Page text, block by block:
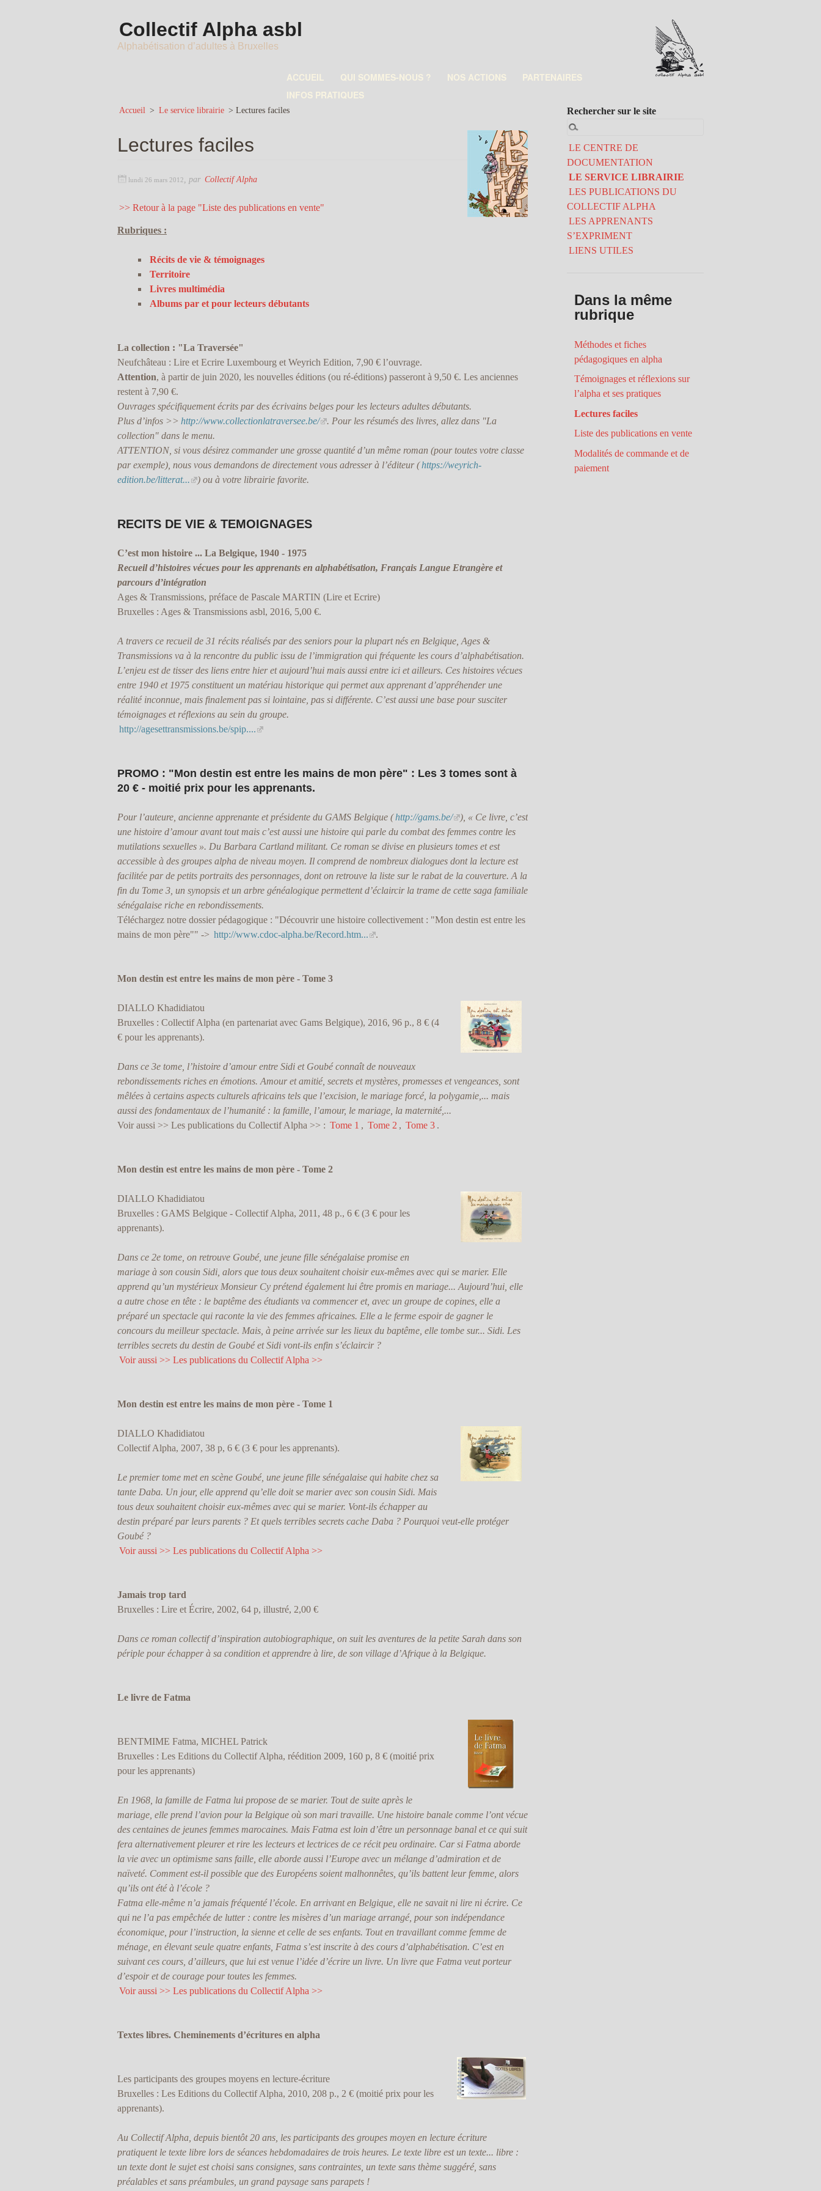
Collectif Alpha asbl
Alphabétisation d’adultes à Bruxelles
ACCUEIL QUI SOMMES-NOUS ? NOS ACTIONS
PARTENAIRES
INFOS PRATIQUES
Accueil > Le service librairie > Lectures faciles
Lectures faciles
lundi 26 mars 2012 par Collectif Alpha
>> Retour à la page "Liste des publications en vente"
Rubriques :
Récits de vie & témoignages
Territoire
Livres multimédia
Albums par et pour lecteurs débutants
La collection : "La Traversée"
Neufchâteau : Lire et Ecrire Luxembourg et Weyrich Edition, 7,90 € l’ouvrage.
Attention, à partir de juin 2020, les nouvelles éditions (ou ré-éditions) passeront à 9,50 €. Les anciennes
restent à 7,90 €.
Ouvrages spécifiquement écrits par des écrivains belges pour les lecteurs adultes débutants.
Plus d’infos >> http://www.collectionlatraversee.be/
. Pour les résumés des livres, allez dans "La
collection" dans le menu.
ATTENTION, si vous désirez commander une grosse quantité d’un même roman (pour toutes votre classe
par exemple), nous vous demandons de directement vous adresser à l’éditeur (https://weyrich-
edition.be/litterat...
) ou à votre librairie favorite.
RECITS DE VIE & TEMOIGNAGES
C’est mon histoire ... La Belgique, 1940 - 1975
Recueil d’histoires vécues pour les apprenants en alphabétisation, Français Langue Etrangère et
parcours d’intégration
Ages & Transmissions, préface de Pascale MARTIN (Lire et Ecrire)
Bruxelles : Ages & Transmissions asbl, 2016, 5,00 €.
A travers ce recueil de 31 récits réalisés par des seniors pour la plupart nés en Belgique, Ages &
Transmissions va à la rencontre du public issu de l’immigration qui fréquente les cours d’alphabétisation.
L’enjeu est de tisser des liens entre hier et aujourd’hui mais aussi entre ici et ailleurs. Ces histoires vécues
entre 1940 et 1975 constituent un matériau historique qui permet aux apprenant d’appréhender une
réalité inconnue, mais finalement pas si lointaine, pas si différente. C’est aussi une base pour susciter
témoignages et réflexions au sein du groupe.
http://agesettransmissions.be/spip....
PROMO : "Mon destin est entre les mains de mon père" : Les 3 tomes sont à
20 € - moitié prix pour les apprenants.
Pour l’auteure, ancienne apprenante et présidente du GAMS Belgique (http://gams.be/
), « Ce livre, c’est
une histoire d’amour avant tout mais c’est aussi une histoire qui parle du combat des femmes contre les
mutilations sexuelles ». Du Barbara Cartland militant. Ce roman se divise en plusieurs tomes et est
accessible à des groupes alpha de niveau moyen. Il comprend de nombreux dialogues dont la lecture est
facilitée par de petits portraits des personnages, dont on retrouve la liste sur le rabat de la couverture. A la
fin du Tome 3, un synopsis et un arbre généalogique permettent d’éclaircir la trame de cette saga familiale
sénégalaise riche en rebondissements.
Téléchargez notre dossier pédagogique : "Découvrir une histoire collectivement : "Mon destin est entre les
mains de mon père"" -> http://www.cdoc-alpha.be/Record.htm... .
Mon destin est entre les mains de mon père - Tome 3
DIALLO Khadidiatou
Bruxelles : Collectif Alpha (en partenariat avec Gams Belgique), 2016, 96 p., 8 € (4
€ pour les apprenants).
Dans ce 3e tome, l’histoire d’amour entre Sidi et Goubé connaît de nouveaux
rebondissements riches en émotions. Amour et amitié, secrets et mystères, promesses et vengeances, sont
mêlées à certains aspects culturels africains tels que l’excision, le mariage forcé, la polygamie,... mais
aussi des fondamentaux de l’humanité : la famille, l’amour, le mariage, la maternité,...
Voir aussi >> Les publications du Collectif Alpha >> : Tome 1 , Tome 2 , Tome 3 .
Mon destin est entre les mains de mon père - Tome 2
DIALLO Khadidiatou
Bruxelles : GAMS Belgique - Collectif Alpha, 2011, 48 p., 6 € (3 € pour les
apprenants).
Dans ce 2e tome, on retrouve Goubé, une jeune fille sénégalaise promise en
mariage à son cousin Sidi, alors que tous deux souhaitent choisir eux-mêmes avec qui se marier. Elle
apprend qu’un mystérieux Monsieur Cy prétend également lui être promis en mariage... Aujourd’hui, elle
a autre chose en tête : le baptême des étudiants va commencer et, avec un groupe de copines, elle a
préparé un spectacle qui raconte la vie des femmes africaines. Elle a le ferme espoir de gagner le
concours du meilleur spectacle. Mais, à peine arrivée sur les lieux du baptême, elle tombe sur... Sidi. Les
terribles secrets du destin de Goubé et Sidi vont-ils enfin s’éclaircir ?
Voir aussi >> Les publications du Collectif Alpha >>
Mon destin est entre les mains de mon père - Tome 1
DIALLO Khadidiatou
Collectif Alpha, 2007, 38 p, 6 € (3 € pour les apprenants).
Le premier tome met en scène Goubé, une jeune fille sénégalaise qui habite chez sa
tante Daba. Un jour, elle apprend qu’elle doit se marier avec son cousin Sidi. Mais
tous deux souhaitent choisir eux-mêmes avec qui se marier. Vont-ils échapper au
destin préparé par leurs parents ? Et quels terribles secrets cache Daba ? Pourquoi veut-elle protéger
Goubé ?
Voir aussi >> Les publications du Collectif Alpha >>
Jamais trop tard
Bruxelles : Lire et Écrire, 2002, 64 p, illustré, 2,00 €
Dans ce roman collectif d’inspiration autobiographique, on suit les aventures de la petite Sarah dans son
périple pour échapper à sa condition et apprendre à lire, de son village d’Afrique à la Belgique.
Le livre de Fatma
BENTMIME Fatma, MICHEL Patrick
Bruxelles : Les Editions du Collectif Alpha, réédition 2009, 160 p, 8 € (moitié prix
pour les apprenants)
En 1968, la famille de Fatma lui propose de se marier. Tout de suite après le
mariage, elle prend l’avion pour la Belgique où son mari travaille. Une histoire banale comme l’ont vécue
des centaines de jeunes femmes marocaines. Mais Fatma est loin d’être un personnage banal et ce qui suit
fera alternativement pleurer et rire les lecteurs et lectrices de ce récit peu ordinaire. Car si Fatma aborde
la vie avec un optimisme sans faille, elle aborde aussi l’Europe avec un mélange d’admiration et de
naïveté. Comment est-il possible que des Européens soient malhonnêtes, qu’ils battent leur femme, alors
qu’ils ont été à l’école ?
Fatma elle-même n’a jamais fréquenté l’école. En arrivant en Belgique, elle ne savait ni lire ni écrire. Ce
qui ne l’a pas empêchée de lutter : contre les misères d’un mariage arrangé, pour son indépendance
économique, pour l’instruction, la sienne et celle de ses enfants. Tout en travaillant comme femme de
ménage, en élevant seule quatre enfants, Fatma s’est inscrite à des cours d’alphabétisation. C’est en
suivant ces cours, d’ailleurs, que lui est venue l’idée d’écrire un livre. Un livre que Fatma veut porteur
d’espoir et de courage pour toutes les femmes.
Voir aussi >> Les publications du Collectif Alpha >>
Textes libres. Cheminements d’écritures en alpha
Les participants des groupes moyens en lecture-écriture
Bruxelles : Les Editions du Collectif Alpha, 2010, 208 p., 2 € (moitié prix pour les
apprenants).
Au Collectif Alpha, depuis bientôt 20 ans, les participants des groupes moyen en lecture écriture
pratiquent le texte libre lors de séances hebdomadaires de trois heures. Le texte libre est un texte... libre :
un texte dont le sujet est choisi sans consignes, sans contraintes, un texte sans thème suggéré, sans
préalables et sans préambules, un grand paysage sans parapets !
LE CENTRE DE
DOCUMENTATION
LE SERVICE LIBRAIRIE
LES PUBLICATIONS DU
COLLECTIF ALPHA
LES APPRENANTS
S’EXPRIMENT
LIENS UTILES
Rechercher sur le site
Dans la même
rubrique
Méthodes et fiches
pédagogiques en alpha
Témoignages et réflexions sur
l’alpha et ses pratiques
Lectures faciles
Liste des publications en vente
Modalités de commande et de
paiement